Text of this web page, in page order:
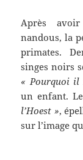
Après avoir
nandous, la
primates.
singes noirs
« Pourquoi il
un enfant. Le
l’Hoest »,
sur l’image